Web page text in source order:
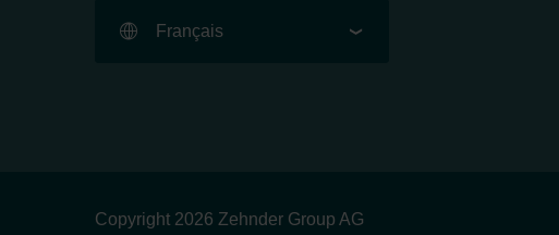
Français
Copyright 2026 Zehnder Group AG